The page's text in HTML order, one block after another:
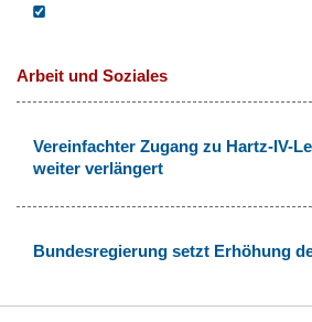
Arbeit und Soziales
Vereinfachter Zugang zu Hartz-IV-
weiter verlängert
Bundesregierung setzt Erhöhung